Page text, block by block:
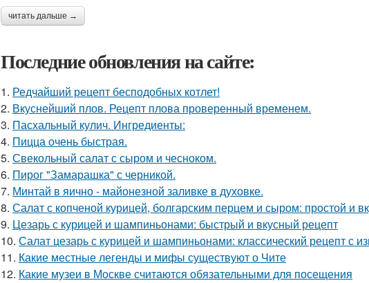
читать дальше →
Последние обновления на сайте:
1. Редчайший рецепт бесподобных котлет!
2. Вкуснейший плов. Рецепт плова проверенный временем.
3. Пасхальный кулич. Ингредиенты:
4. Пицца очень быстрая.
5. Свекольный салат с сыром и чесноком.
6. Пирог "Замарашка" с черникой.
7. Минтай в яично - майонезной заливке в духовке.
8. Салат с копченой курицей, болгарским перцем и сыром: простой и
9. Цезарь с курицей и шампиньонами: быстрый и вкусный рецепт
10. Салат цезарь с курицей и шампиньонами: классический рецепт с
11. Какие местные легенды и мифы существуют о Чите
12. Какие музеи в Москве считаются обязательными для посещения